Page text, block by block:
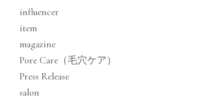
influencer
item
magazine
Pore Care（毛穴ケア）
Press Release
salon